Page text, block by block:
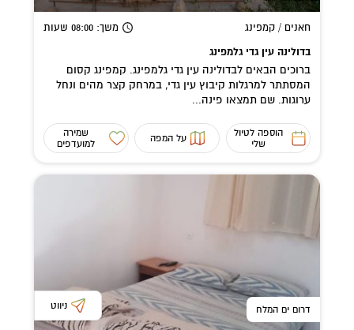
חאנים / קמפינג משך: 08:00 שעות
בדולינה עין גדי גלמפינג
ברוכים הבאים לבדולינה עין גדי גלמפינג. קמפינג קסום
המסתתר למרגלות קיבוץ עין גדי, במרחק קצר מהים ונחל
ערוגות. שם תמצאו פינה...
הוספה לטיול
שלי
על המפה
שמירה
למועדפים
דרום ים המלח ניווט